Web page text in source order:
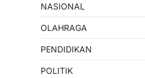
NASIONAL
OLAHRAGA
PENDIDIKAN
POLITIK